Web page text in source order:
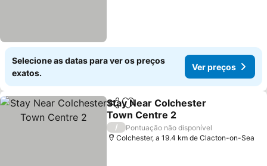
Selecione as datas para ver os preços
exatos.
Ver preços
PartilharAdicionar aos favoritos
Stay Near Colchester
Town Centre 2
/
Pontuação não disponível
Colchester, a 19.4 km de Clacton-on-Sea